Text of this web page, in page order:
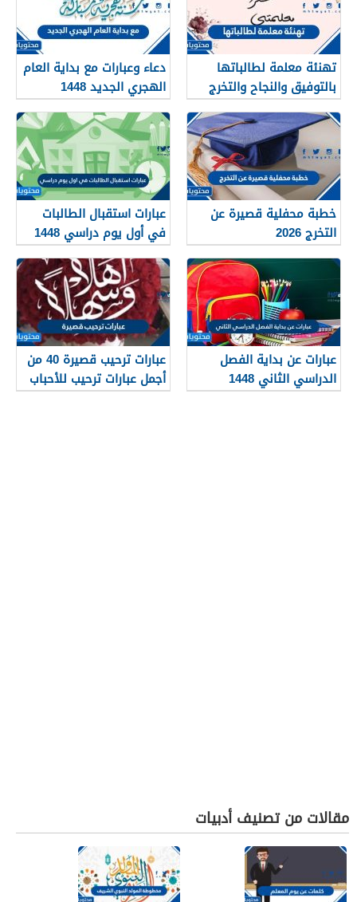
تهنئة معلمة لطالباتها
بالتوفيق والنجاح والتخرج
2026
دعاء وعبارات مع بداية العام
الهجري الجديد 1448
خطبة محفلية قصيرة عن
التخرج 2026
عبارات استقبال الطالبات
في أول يوم دراسي 1448
عبارات عن بداية الفصل
الدراسي الثاني 1448
عبارات ترحيب قصيرة 40 من
أجمل عبارات ترحيب للأحباب
والأصدقاء 2026
مقالات من تصنيف أدبيات